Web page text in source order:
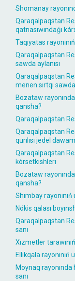
Shomanay
Qaraqalpaqstan
qatnasıwındaǵı
Taqıyatas
Qaraqalpaqstan
sawda aylanısı
Qaraqalpaqstan
menen sırtqı sawda
Bozataw rayonında
qansha?
Qaraqalpaqstan
Qaraqalpaqstan
qurılısı jedel
Qaraqalpaqstan
kórsetkishleri
Bozataw
qansha?
Shımbay
Nókis qalası
Qaraqalpaqstan
sanı
Xızmetler
Ellikqala rayonınıń
Moynaq
sanı